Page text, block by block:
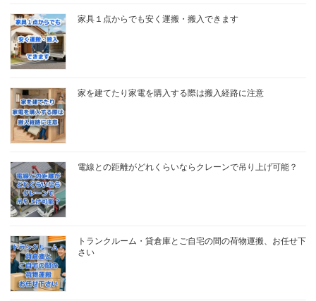
家具１点からでも安く運搬・搬入できます
家を建てたり家電を購入する際は搬入経路に注意
電線との距離がどれくらいならクレーンで吊り上げ可能？
トランクルーム・貸倉庫とご自宅の間の荷物運搬、お任せ下
さい